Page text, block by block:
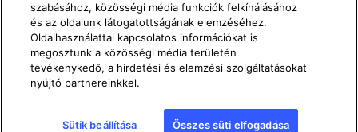
vagy bármilyen más eszközzel, az AFP-vel megkötött külön
licencszerződés nélkül szigorúan tilos. Az AFP Ténykérdés
linkjein keresztül ábrázolt vagy mellékelt anyagot olyan
mértékben közöljük, amely az érintett információk
ellenőrzésének helyes megértéséhez szükséges. Az AFP nem
szerzett semmilyen jogot a harmadik fél tartalmának szerzőitől
vagy szerzői jogainak tulajdonosaitól, és ezzel kapcsolatban
szabásához, közösségi média funkciók felkínálásához
és az oldalunk látogatottságának elemzéséhez.
Oldalhasználattal kapcsolatos információkat is
megosztunk a közösségi média területén
tevékenykedő, a hirdetési és elemzési szolgáltatásokat
nyújtó partnereinkkel.
Sütik beállítása Összes süti elfogadása